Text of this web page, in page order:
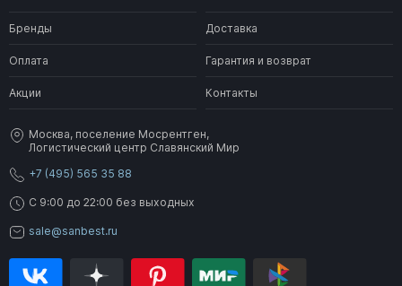
Бренды Доставка
Оплата Гарантия и возврат
Акции Контакты
Москва, поселение Мосрентген,
Логистический центр Славянский Мир
+7 (495) 565 35 88
C 9:00 до 22:00 без выходных
sale@sanbest.ru